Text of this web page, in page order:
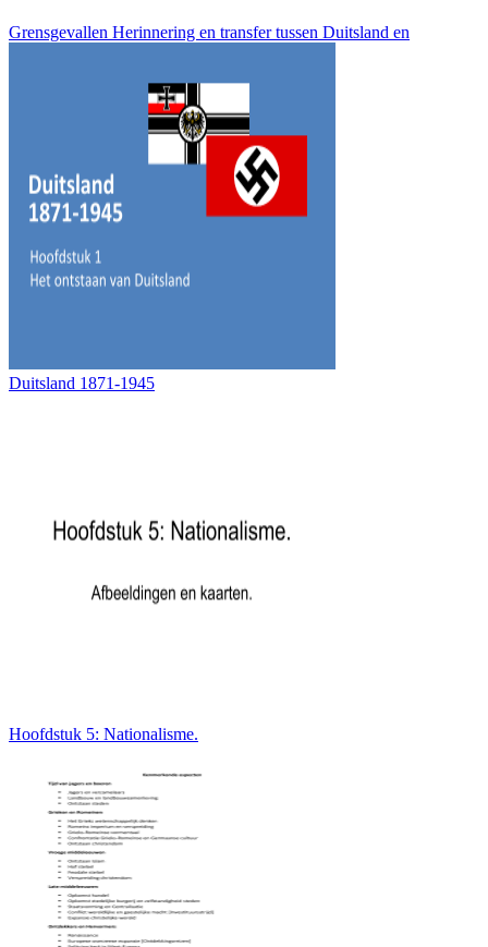
Grensgevallen Herinnering en transfer tussen Duitsland en
Duitsland 1871-1945
Hoofdstuk 5: Nationalisme.